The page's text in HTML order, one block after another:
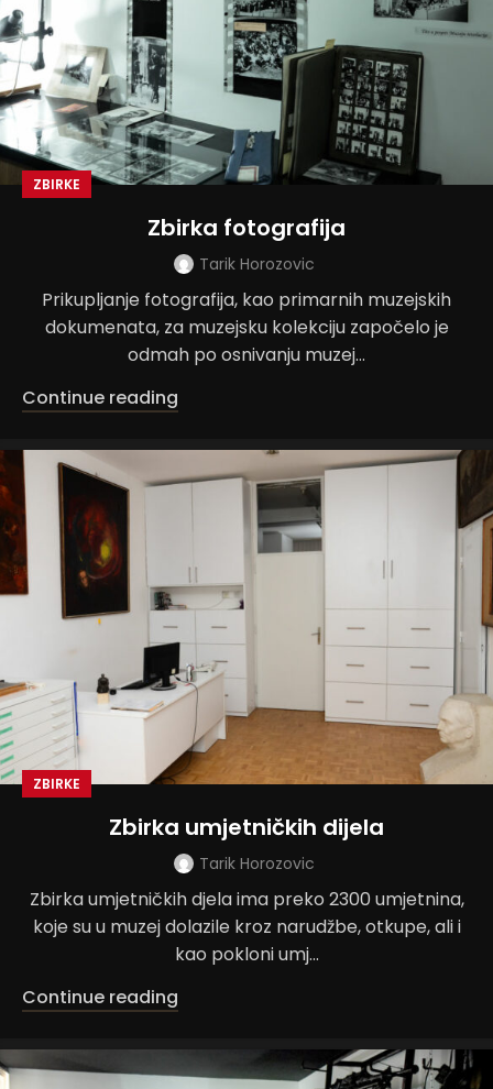
ZBIRKE
Zbirka fotografija
Tarik Horozovic
Prikupljanje fotografija, kao primarnih muzejskih
dokumenata, za muzejsku kolekciju započelo je
odmah po osnivanju muzej...
Continue reading
ZBIRKE
Zbirka umjetničkih dijela
Tarik Horozovic
Zbirka umjetničkih djela ima preko 2300 umjetnina,
koje su u muzej dolazile kroz narudžbe, otkupe, ali i
kao pokloni umj...
Continue reading